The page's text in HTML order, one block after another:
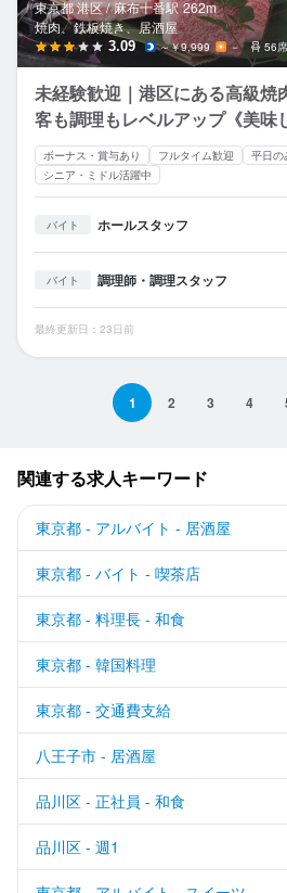
東京都 港区 / 麻布十番駅 262m
焼肉、鉄板焼き、居酒屋
3.09 ～￥9,999 － 56席
未経験歓迎｜港区にある高級焼
客も調理もレベルアップ《美味
ボーナス・賞与あり フルタイム歓迎
平日の
シニア・ミドル活躍中
バイト ホールスタッフ
バイト 調理師・調理スタッフ
最終更新日：23日前
1 2 3 4
関連する求人キーワード
東京都 - アルバイト - 居酒屋
東京都 - バイト - 喫茶店
東京都 - 料理長 - 和食
東京都 - 韓国料理
東京都 - 交通費支給
八王子市 - 居酒屋
品川区 - 正社員 - 和食
品川区 - 週1